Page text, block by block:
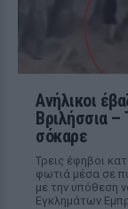
Ανήλικοι
Βριλήσσια –
σόκαρε
Τρεις έφηβοι
φωτιά μέσα σε
με την υπόθεση
Εγκλημάτων